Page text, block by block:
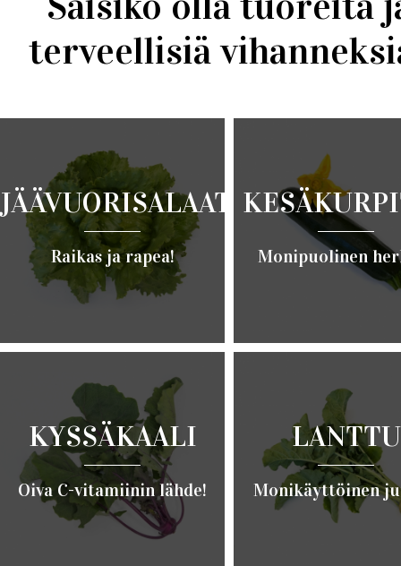
terveellisiä
Lue lisää ›
JÄÄVUORISALAATTI
Raikas ja rapea!
Lue lisää ›
Monipuolinen
KYSSÄKAALI
Oiva C-vitamiinin lähde!
LANTTU
Monikäyttöinen